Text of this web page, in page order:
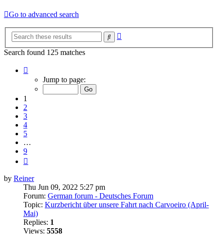
Go to advanced search
Search
Search found 125 matches
Jump to page:
1
2
3
4
5
…
9
by Reiner
Thu Jun 09, 2022 5:27 pm
Forum: German forum - Deutsches Forum
Topic: Kurzbericht über unsere Fahrt nach Carvoeiro (April-
Mai)
Replies: 1
Views: 5558